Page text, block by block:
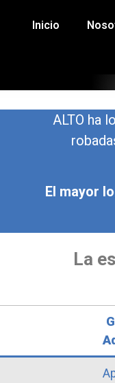
Inicio
ALTO ha
El mayor
La